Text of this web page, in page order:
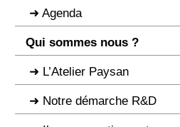
Agenda
Qui sommes nous ?
L’Atelier Paysan
Notre démarche R&D